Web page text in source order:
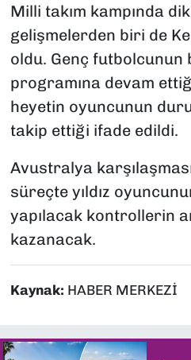
Milli takım kampında
gelişmelerden biri de
oldu. Genç futbolcunun
programına devam
heyetin oyuncunun
takip ettiği ifade edildi.
Avustralya
süreçte yıldız
yapılacak kontrollerin
kazanacak.
Kaynak: HABER MERKEZİ